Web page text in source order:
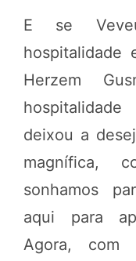
E se
hospitalidade
Herzem
deixou a
magnífica,
sonhamos
aqui para
Agora, com